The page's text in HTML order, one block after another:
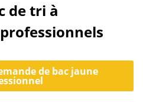
de tri à
de bac jaune